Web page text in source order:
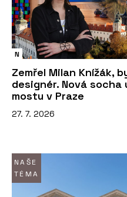
N
Zemřel Milan Knížák,
designér. Nová socha
mostu v Praze
27. 7. 2026
NAŠE
TÉMA